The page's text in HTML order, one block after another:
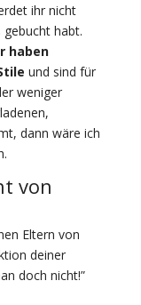
ihr nicht
gebucht habt.
haben
und sind für
weniger
dann wäre ich
von
Eltern von
deiner
doch nicht!”